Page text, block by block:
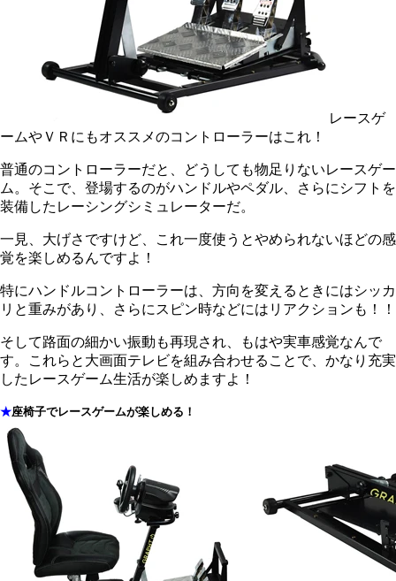
レースゲ
ームやＶＲにもオススメのコントローラーはこれ！
普通のコントローラーだと、どうしても物足りないレースゲー
ム。そこで、登場するのがハンドルやペダル、さらにシフトを
装備したレーシングシミュレーターだ。
一見、大げさですけど、これ一度使うとやめられないほどの感
覚を楽しめるんですよ！
特にハンドルコントローラーは、方向を変えるときにはシッカ
リと重みがあり、さらにスピン時などにはリアクションも！！
そして路面の細かい振動も再現され、もはや実車感覚なんで
す。これらと大画面テレビを組み合わせることで、かなり充実
したレースゲーム生活が楽しめますよ！
★座椅子でレースゲームが楽しめる！